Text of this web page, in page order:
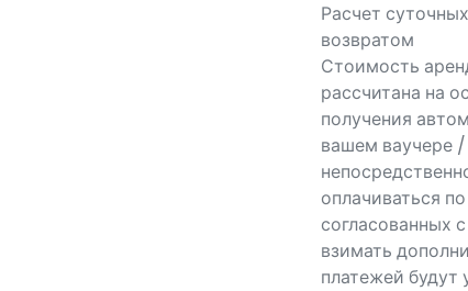
Расчет
возвратом
Стоимость
рассчитана на
получения
вашем ваучере /
оплачиваться
согласованных
взимать
платежей будут